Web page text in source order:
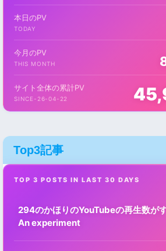
本日のPV
TODAY
今月のPV
THIS MONTH
サイト全体の累計PV
SINCE-26-04-22
Top3記事
TOP 3 POSTS IN LAST 30 DAYS
294のかほりのYouTubeの再生数が
An experiment